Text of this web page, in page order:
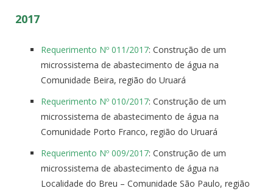
2017
Requerimento Nº 011/2017: Construção de um
microssistema de abastecimento de água na
Comunidade Beira, região do Uruará
Requerimento Nº 010/2017: Construção de um
microssistema de abastecimento de água na
Comunidade Porto Franco, região do Uruará
Requerimento Nº 009/2017: Construção de um
microssistema de abastecimento de água na
Localidade do Breu – Comunidade São Paulo, região